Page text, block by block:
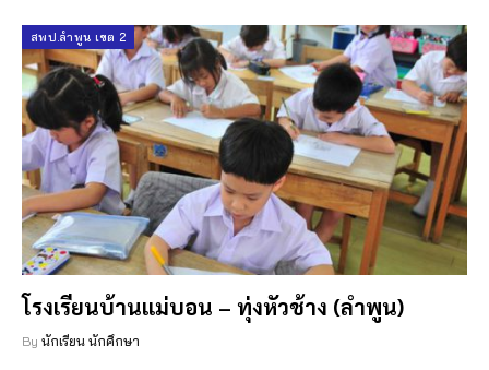
สพป.ลำพูน เขต 2
โรงเรียนบ้านแม่บอน – ทุ่งหัวช้าง (ลำพูน)
By นักเรียน นักศึกษา